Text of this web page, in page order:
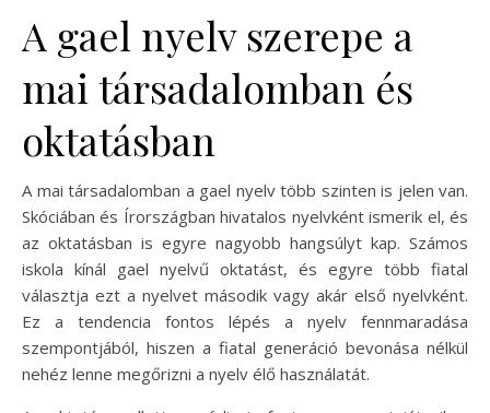
A gael nyelv szerepe a
mai társadalomban és
oktatásban
A mai társadalomban a gael nyelv több szinten is jelen van.
Skóciában és Írországban hivatalos nyelvként ismerik el, és
az oktatásban is egyre nagyobb hangsúlyt kap. Számos
iskola kínál gael nyelvű oktatást, és egyre több fiatal
választja ezt a nyelvet második vagy akár első nyelvként.
Ez a tendencia fontos lépés a nyelv fennmaradása
szempontjából, hiszen a fiatal generáció bevonása nélkül
nehéz lenne megőrizni a nyelv élő használatát.